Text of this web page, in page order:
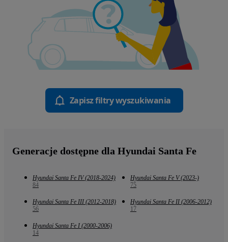
Zapisz filtry wyszukiwania
Generacje dostępne dla Hyundai Santa Fe
Hyundai Santa Fe IV (2018-2024)
84
Hyundai Santa Fe V (2023-)
75
Hyundai Santa Fe III (2012-2018)
56
Hyundai Santa Fe II (2006-2012)
17
Hyundai Santa Fe I (2000-2006)
14